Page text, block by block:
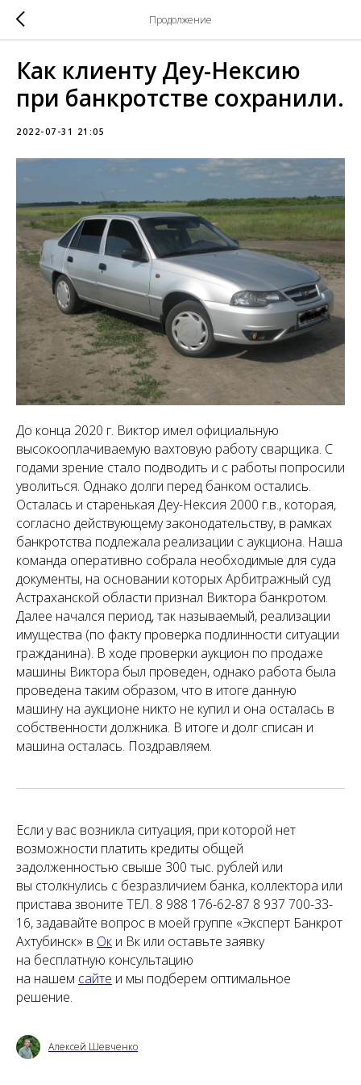
Продолжение
Как клиенту Деу-Нексию
при банкротстве сохранили.
2022-07-31 21:05
До конца 2020 г. Виктор имел официальную
высокооплачиваемую вахтовую работу сварщика. С
годами зрение стало подводить и с работы попросили
уволиться. Однако долги перед банком остались.
Осталась и старенькая Деу-Нексия 2000 г.в., которая,
согласно действующему законодательству, в рамках
банкротства подлежала реализации с аукциона. Наша
команда оперативно собрала необходимые для суда
документы, на основании которых Арбитражный суд
Астраханской области признал Виктора банкротом.
Далее начался период, так называемый, реализации
имущества (по факту проверка подлинности ситуации
гражданина). В ходе проверки аукцион по продаже
машины Виктора был проведен, однако работа была
проведена таким образом, что в итоге данную
машину на аукционе никто не купил и она осталась в
собственности должника. В итоге и долг списан и
машина осталась. Поздравляем.
Если у вас возникла ситуация, при которой нет
возможности платить кредиты общей
задолженностью свыше 300 тыс. рублей или
вы столкнулись с безразличием банка, коллектора или
пристава звоните ТЕЛ. 8 988 176-62-87 8 937 700-33-
16, задавайте вопрос в моей группе «Эксперт Банкрот
Ахтубинск» в Ок и Вк или оставьте заявку
на бесплатную консультацию
на нашем сайте и мы подберем оптимальное
решение.
Алексей Шевченко